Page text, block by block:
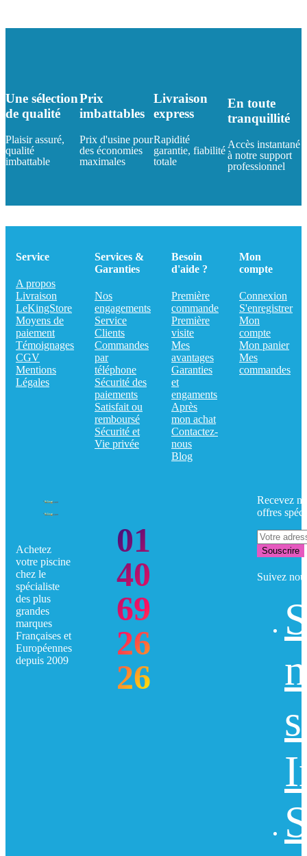
Une sélection
de qualité
Plaisir assuré,
qualité
imbattable
Prix
imbattables
Prix d'usine pour
des économies
maximales
Livraison
express
Rapidité
garantie, fiabilité
totale
En toute
tranquillité
Accès instantané
à notre support
professionnel
Service
A propos
Livraison
LeKingStore
Moyens de
paiement
Témoignages
CGV
Mentions
Légales
Services &
Garanties
Nos
engagements
Service
Clients
Commandes
par
téléphone
Sécurité des
paiements
Satisfait ou
remboursé
Sécurité et
Vie privée
Besoin
d'aide ?
Première
commande
Première
visite
Mes
avantages
Garanties
et
engaments
Après
mon achat
Contactez-
nous
Blog
Mon
compte
Connexion
S'enregistrer
Mon
compte
Mon panier
Mes
commandes
Achetez
votre piscine
chez le
spécialiste
des plus
grandes
marques
Françaises et
Européennes
depuis 2009
01
40
69
26
26
Recevez
offres
Souscrire
Suivez